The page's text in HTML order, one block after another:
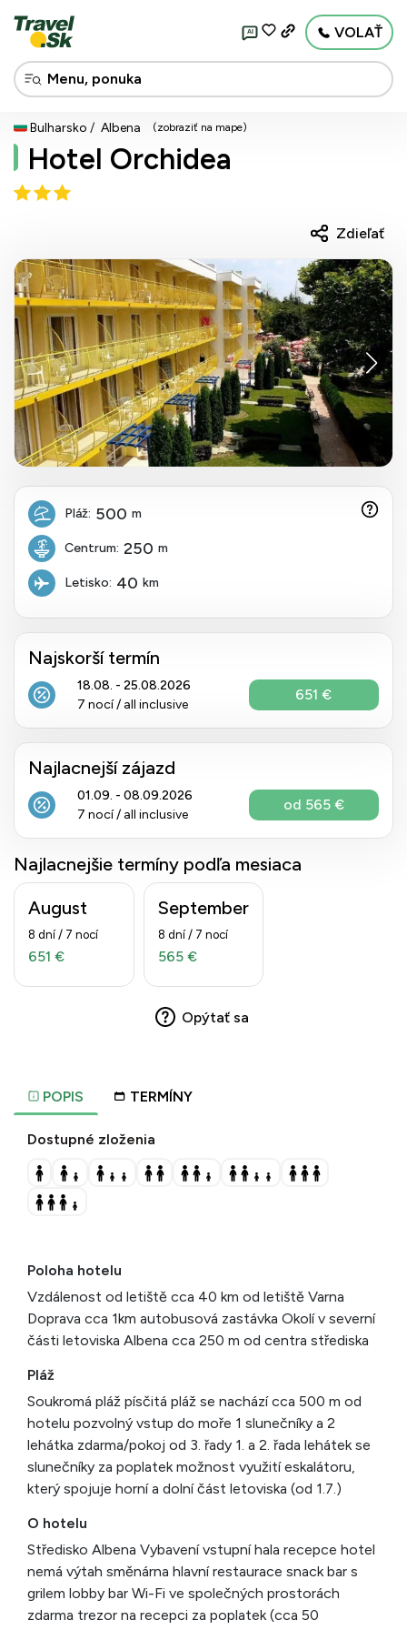
AI VOLAŤ
Bulharsko Albena (zobraziť na mape)
Hotel Orchidea
Zdieľať
POPIS TERMÍNY
Dostupné zloženia
Poloha hotelu
Vzdálenost od letiště cca 40 km od letiště Varna
Doprava cca 1km autobusová zastávka Okolí v severní
části letoviska Albena cca 250 m od centra střediska
Pláž
Soukromá pláž písčitá pláž se nachází cca 500 m od
hotelu pozvolný vstup do moře 1 slunečníky a 2
lehátka zdarma/pokoj od 3. řady 1. a 2. řada lehátek se
slunečníky za poplatek možnost využití eskalátoru,
který spojuje horní a dolní část letoviska (od 1.7.)
O hotelu
Středisko Albena Vybavení vstupní hala recepce hotel
nemá výtah směnárna hlavní restaurace snack bar s
grilem lobby bar Wi-Fi ve společných prostorách
zdarma trezor na recepci za poplatek (cca 50
Pláž: 500 m
Centrum: 250 m
Letisko: 40 km
Najskorší termín
18.08. - 25.08.2026
7 nocí / all inclusive
651 €
Najlacnejší zájazd
01.09. - 08.09.2026
7 nocí / all inclusive
od 565 €
Najlacnejšie termíny podľa mesiaca
August
8 dní / 7 nocí
651 €
September
8 dní / 7 nocí
565 €
Opýtať sa